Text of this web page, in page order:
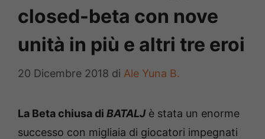
closed-beta con nove
unità in più e altri tre eroi
20 Dicembre 2018 di Ale Yuna B.
La Beta chiusa di BATALJè stata un enorme
successo con migliaia di giocatori impegnati